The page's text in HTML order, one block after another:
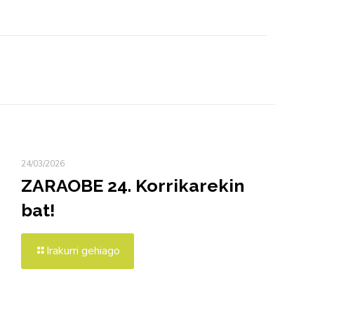
24/03/2026
ZARAOBE 24. Korrikarekin
bat!
Irakurri gehiago